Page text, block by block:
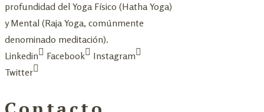
profundidad del Yoga Físico (Hatha Yoga)
y Mental (Raja Yoga, comúnmente
denominado meditación).
Linkedin
Facebook
Instagram
Twitter